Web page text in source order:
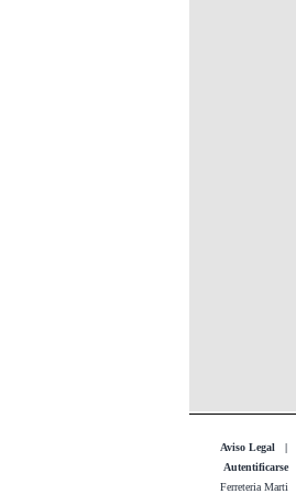
Aviso Legal |
Autentificarse
Ferreteria Marti